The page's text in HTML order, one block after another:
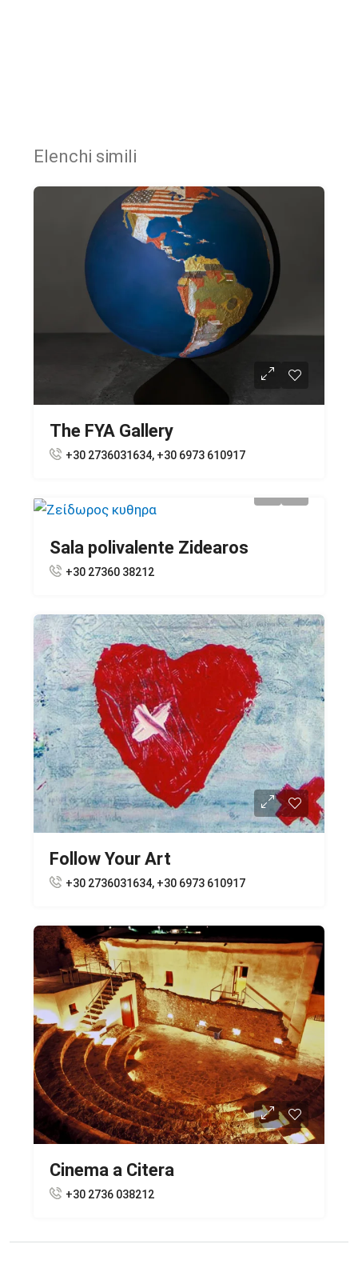
Elenchi simili
The FYA Gallery
+30 2736031634, +30 6973 610917
Sala polivalente Zidearos
+30 27360 38212
Follow Your Art
+30 2736031634, +30 6973 610917
Cinema a Citera
+30 2736 038212